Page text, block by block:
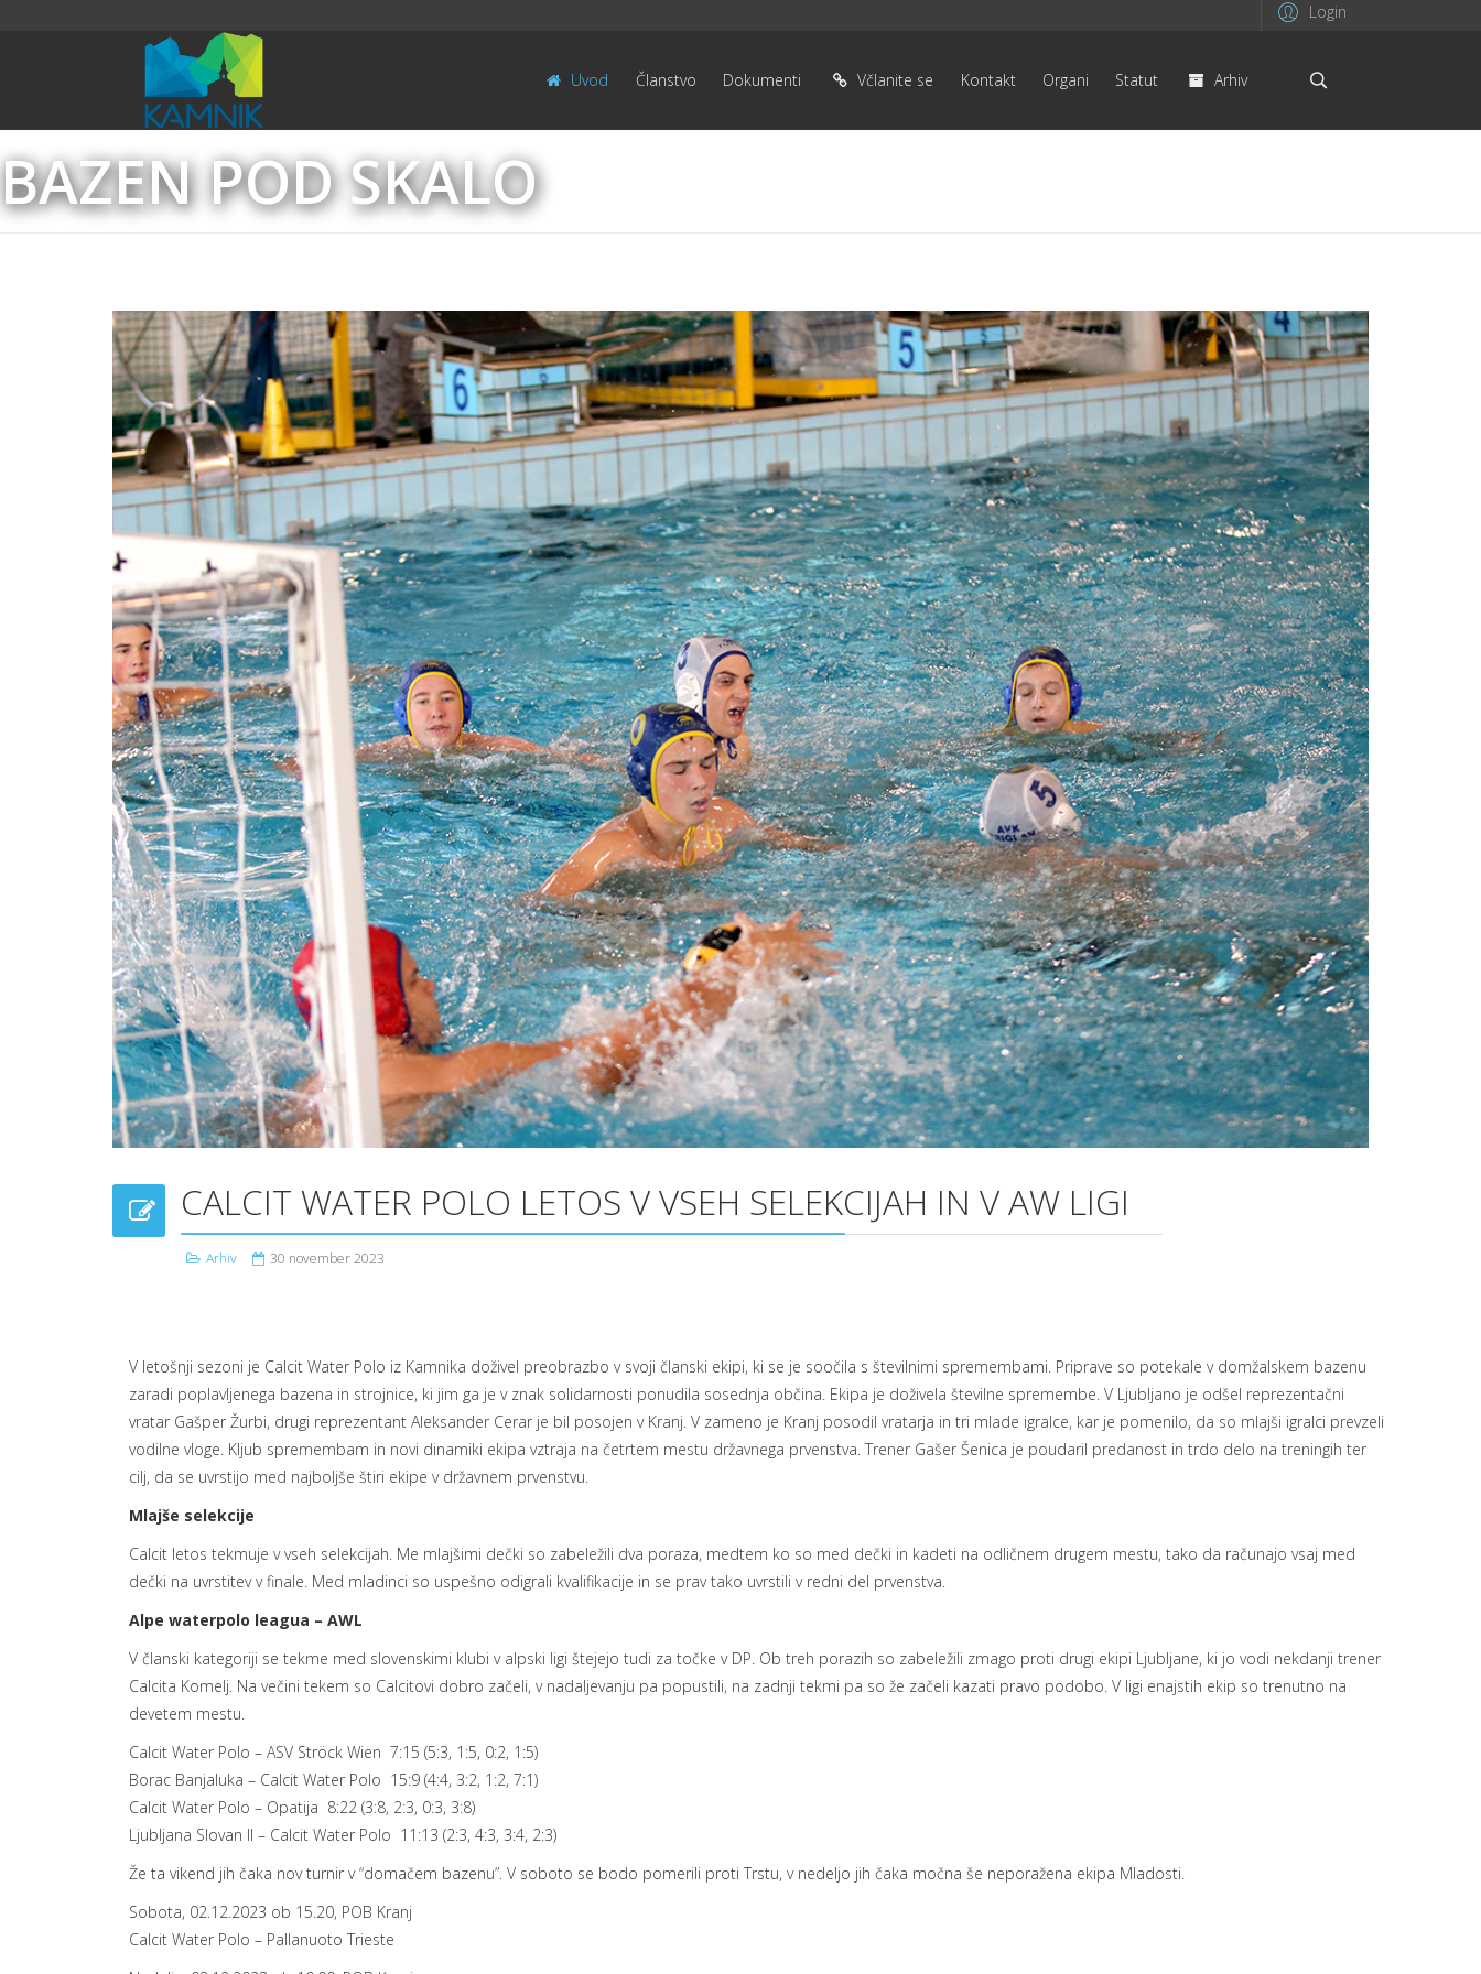
Login
Uvod Članstvo Dokumenti Včlanite se Kontakt Organi Statut Arhiv
BAZEN POD SKALO
CALCIT WATER POLO LETOS V VSEH SELEKCIJAH IN V AW LIGI
Arhiv 30 november 2023
V letošnji sezoni je Calcit Water Polo iz Kamnika doživel preobrazbo v svoji članski ekipi, ki se je soočila s številnimi spremembami. Priprave so potekale v domžalskem bazenu
zaradi poplavljenega bazena in strojnice, ki jim ga je v znak solidarnosti ponudila sosednja občina. Ekipa je doživela številne spremembe. V Ljubljano je odšel reprezentačni
vratar Gašper Žurbi, drugi reprezentant Aleksander Cerar je bil posojen v Kranj. V zameno je Kranj posodil vratarja in tri mlade igralce, kar je pomenilo, da so mlajši igralci prevzeli
vodilne vloge. Kljub spremembam in novi dinamiki ekipa vztraja na četrtem mestu državnega prvenstva. Trener Gašer Šenica je poudaril predanost in trdo delo na treningih ter
cilj, da se uvrstijo med najboljše štiri ekipe v državnem prvenstvu.
Mlajše selekcije
Calcit letos tekmuje v vseh selekcijah. Me mlajšimi dečki so zabeležili dva poraza, medtem ko so med dečki in kadeti na odličnem drugem mestu, tako da računajo vsaj med
dečki na uvrstitev v finale. Med mladinci so uspešno odigrali kvalifikacije in se prav tako uvrstili v redni del prvenstva.
Alpe waterpolo leagua – AWL
V članski kategoriji se tekme med slovenskimi klubi v alpski ligi štejejo tudi za točke v DP. Ob treh porazih so zabeležili zmago proti drugi ekipi Ljubljane, ki jo vodi nekdanji trener
Calcita Komelj. Na večini tekem so Calcitovi dobro začeli, v nadaljevanju pa popustili, na zadnji tekmi pa so že začeli kazati pravo podobo. V ligi enajstih ekip so trenutno na
devetem mestu.
Calcit Water Polo – ASV Ströck Wien 7:15 (5:3, 1:5, 0:2, 1:5)
Borac Banjaluka – Calcit Water Polo 15:9 (4:4, 3:2, 1:2, 7:1)
Calcit Water Polo – Opatija 8:22 (3:8, 2:3, 0:3, 3:8)
Ljubljana Slovan II – Calcit Water Polo 11:13 (2:3, 4:3, 3:4, 2:3)
Že ta vikend jih čaka nov turnir v “domačem bazenu”. V soboto se bodo pomerili proti Trstu, v nedeljo jih čaka močna še neporažena ekipa Mladosti.
Sobota, 02.12.2023 ob 15.20, POB Kranj
Calcit Water Polo – Pallanuoto Trieste